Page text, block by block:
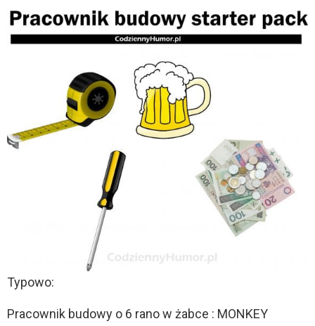
Typowo:
Pracownik budowy o 6 rano w żabce : MONKEY